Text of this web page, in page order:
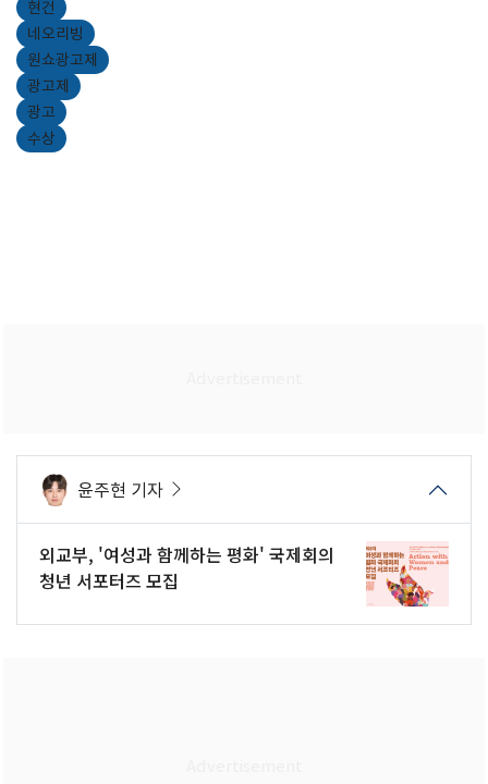
현건
네오리빙
원쇼광고제
광고제
광고
수상
윤주현 기자
외교부, '여성과 함께하는 평화' 국제회의
청년 서포터즈 모집